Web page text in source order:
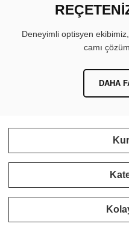
Deneyimli optisyen
camı
DAHA